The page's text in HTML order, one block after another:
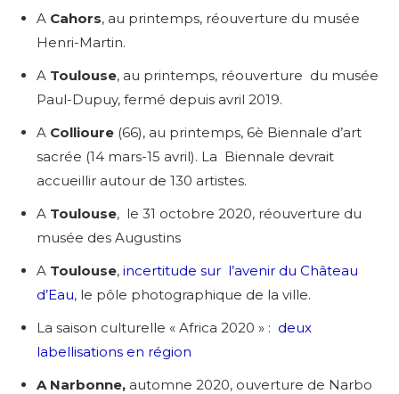
A Cahors, au printemps, réouverture du musée
Henri-Martin.
A Toulouse, au printemps, réouverture du musée
Paul-Dupuy, fermé depuis avril 2019.
A Collioure (66), au printemps, 6è Biennale d’art
sacrée (14 mars-15 avril). La Biennale devrait
accueillir autour de 130 artistes.
A Toulouse, le 31 octobre 2020, réouverture du
musée des Augustins
A Toulouse, incertitude sur l’avenir du Château
d’Eau, le pôle photographique de la ville.
La saison culturelle « Africa 2020 » : deux
labellisations en région
A Narbonne, automne 2020, ouverture de Narbo